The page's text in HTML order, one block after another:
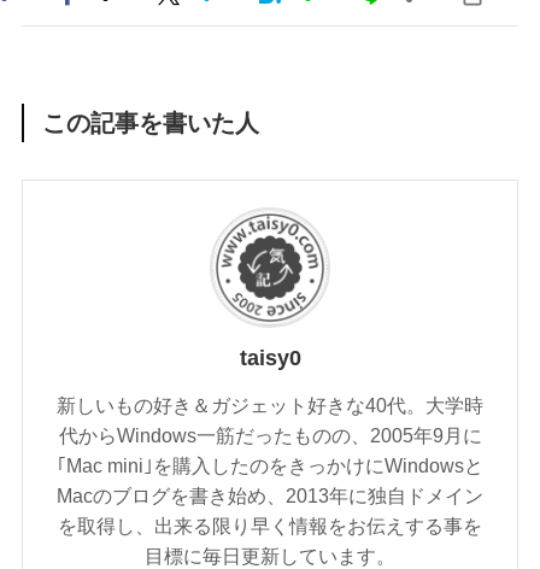
この記事を書いた人
taisy0
新しいもの好き＆ガジェット好きな40代。大学時
代からWindows一筋だったものの、2005年9月に
｢Mac mini｣を購入したのをきっかけにWindowsと
Macのブログを書き始め、2013年に独自ドメイン
を取得し、出来る限り早く情報をお伝えする事を
目標に毎日更新しています。